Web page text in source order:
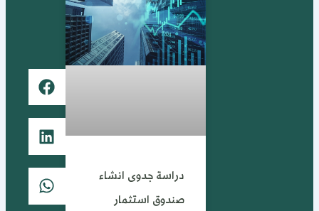
دراسة جدوى انشاء
صندوق استثمار